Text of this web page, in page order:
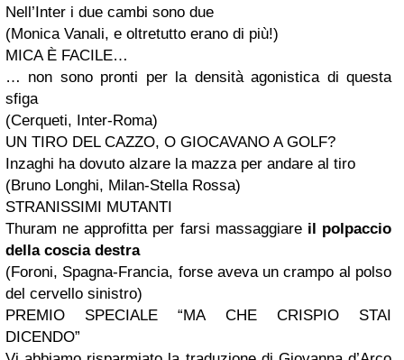
Nell’Inter i due cambi sono due
(Monica Vanali, e oltretutto erano di più!)
MICA È FACILE…
… non sono pronti per la densità agonistica di questa
sfiga
(Cerqueti, Inter-Roma)
UN TIRO DEL CAZZO, O GIOCAVANO A GOLF?
Inzaghi ha dovuto alzare la mazza per andare al tiro
(Bruno Longhi, Milan-Stella Rossa)
STRANISSIMI MUTANTI
Thuram ne approfitta per farsi massaggiareil polpaccio
della coscia destra
(Foroni, Spagna-Francia, forse aveva un crampo al polso
del cervello sinistro)
PREMIO SPECIALE “MA CHE CRISPIO STAI
DICENDO”